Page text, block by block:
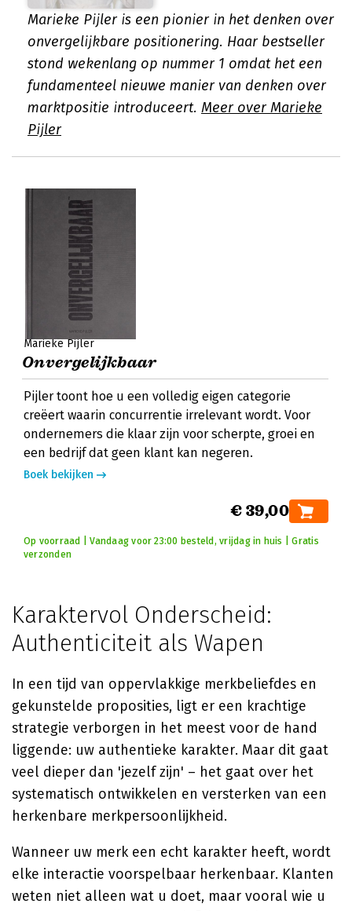
Marieke Pijler is een pionier in het denken over
onvergelijkbare positionering. Haar bestseller
stond wekenlang op nummer 1 omdat het een
fundamenteel nieuwe manier van denken over
marktpositie introduceert. Meer over Marieke
Pijler
Marieke Pijler
Onvergelijkbaar
Pijler toont hoe u een volledig eigen categorie
creëert waarin concurrentie irrelevant wordt. Voor
ondernemers die klaar zijn voor scherpte, groei en
een bedrijf dat geen klant kan negeren.
Boek bekijken
€ 39,00
Op voorraad | Vandaag voor 23:00 besteld, vrijdag in huis | Gratis
verzonden
Karaktervol Onderscheid:
Authenticiteit als Wapen
In een tijd van oppervlakkige merkbeliefdes en
gekunstelde proposities, ligt er een krachtige
strategie verborgen in het meest voor de hand
liggende: uw authentieke karakter. Maar dit gaat
veel dieper dan 'jezelf zijn' – het gaat over het
systematisch ontwikkelen en versterken van een
herkenbare merkpersoonlijkheid.
Wanneer uw merk een echt karakter heeft, wordt
elke interactie voorspelbaar herkenbaar. Klanten
weten niet alleen wat u doet, maar vooral wie u